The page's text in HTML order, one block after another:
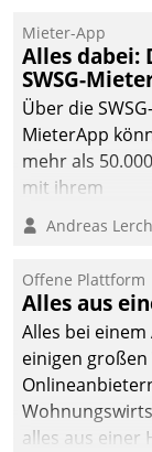
Mieter-App
Alles dabei:
SWSG-
Über die SWSG-
MieterApp
mehr als
mit ihrem
einsehen und
oder
abgeben –
Uhr.
Andreas
Offene Plattform
Alles aus
Alles bei
einigen
alles aus einer